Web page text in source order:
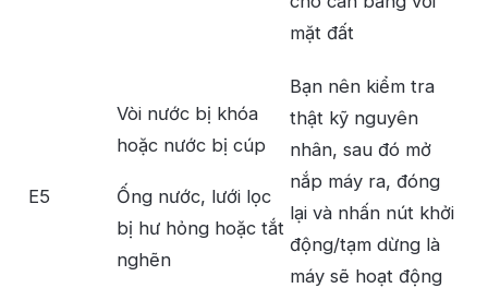
mặt đất
E5
Vòi nước bị khóa
hoặc nước bị cúp
Ống nước, lưới lọc
bị hư hỏng hoặc tắt
nghẽn
Bạn nên kiểm tra
thật kỹ nguyên
nhân, sau đó mở
nắp máy ra, đóng
lại và nhấn nút khởi
động/tạm dừng là
máy sẽ hoạt động